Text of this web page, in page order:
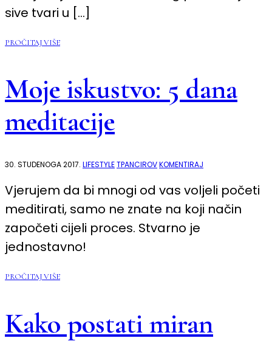
sive tvari u […]
PROČITAJ VIŠE
Moje iskustvo: 5 dana
meditacije
30. STUDENOGA 2017. LIFESTYLETPANCIROVKOMENTIRAJ
5
DANA
MEDITACIJE
Vjerujem da bi mnogi od vas voljeli početi
meditirati, samo ne znate na koji način
započeti cijeli proces. Stvarno je
jednostavno!
PROČITAJ VIŠE
Kako postati miran